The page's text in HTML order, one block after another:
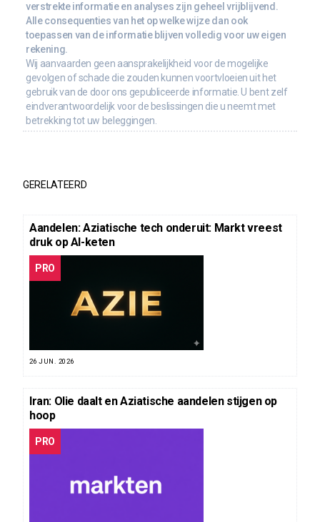
verstrekte informatie en analyses zijn geheel vrijblijvend.
Alle consequenties van het op welke wijze dan ook
toepassen van de informatie blijven volledig voor uw eigen
rekening.
Wij aanvaarden geen aansprakelijkheid voor de mogelijke
gevolgen of schade die zouden kunnen voortvloeien uit het
gebruik van de door ons gepubliceerde informatie. U bent zelf
eindverantwoordelijk voor de beslissingen die u neemt met
betrekking tot uw beleggingen.
GERELATEERD
Aandelen: Aziatische tech onderuit: Markt vreest
druk op AI-keten
PRO
26 JUN. 2026
Iran: Olie daalt en Aziatische aandelen stijgen op
hoop
PRO